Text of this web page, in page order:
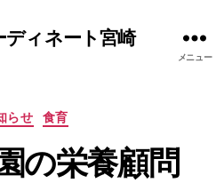
ディネート宮崎
メニュー
カ
ゴ
リ
らせ 食育
の栄養顧問